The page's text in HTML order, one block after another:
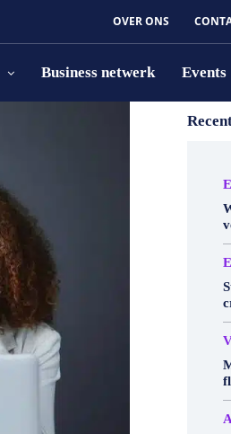
OVER ONS
Business netwerk Events